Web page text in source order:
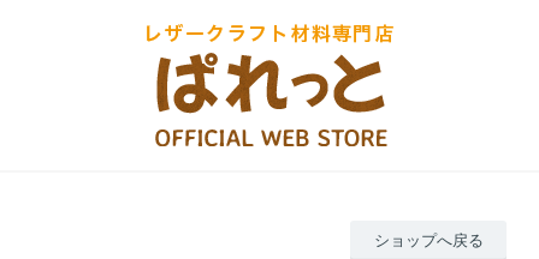
ショップへ戻る